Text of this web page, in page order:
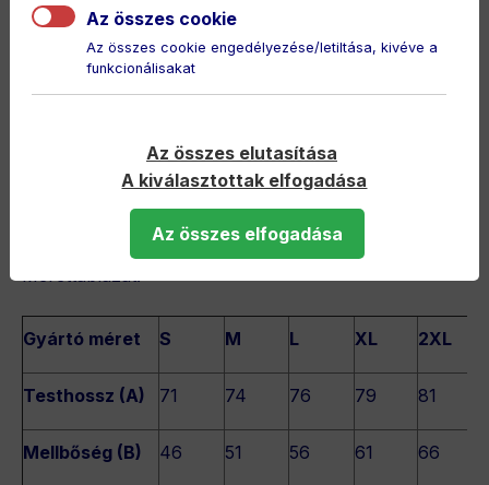
Mérettáblázat:
Gyártó méret S M L XL 2XL
Testhossz (A) 71 74 76 79 81
Mellbőség (B) 46 51 56 61 66
Az összes cookie
Az összes cookie engedélyezése/letiltása, kivéve a
funkcionálisakat
Az összes elutasítása
A kiválasztottak elfogadása
Az összes elfogadása